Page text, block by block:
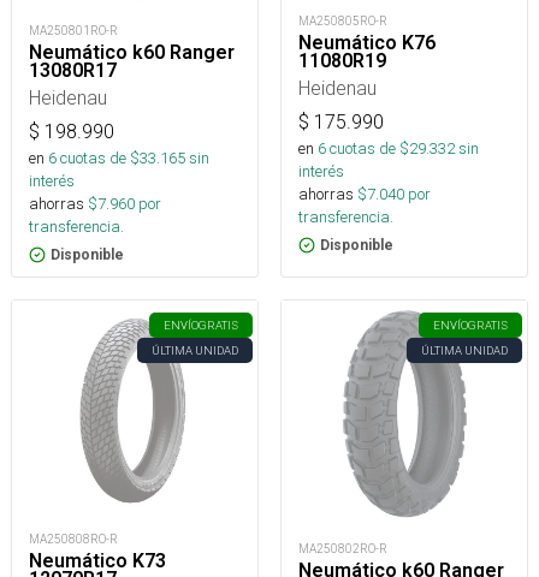
MA250801RO-R
Neumático k60 Ranger
13080R17
Heidenau
$ 198.990
en 6cuotas de $33.165sin
interés
ahorras $7.960 por
transferencia.
Disponible
MA250805RO-R
Neumático K76
11080R19
Heidenau
$ 175.990
en 6cuotas de $29.332sin
interés
ahorras $7.040 por
transferencia.
Disponible
ENVÍOGRATIS
ÚLTIMA UNIDAD
MA250808RO-R
Neumático K73
ENVÍOGRATIS
ÚLTIMA UNIDAD
MA250802RO-R
Neumático k60 Ranger